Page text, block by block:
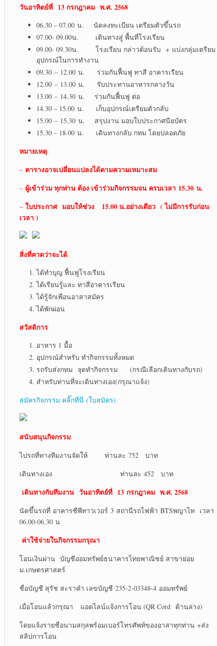
วันอาทิตย์ที่ 13 กรกฎาคม พ.ศ. 2568
06.30 – 07.00 น. นัดลงทะเบียน เตรียมตัวขึ้นรถ
07.00- 09.00น. เดินทางสู่ พื้นที่โรงเรียน
09.00- 09.30น. โรงเรียน กล่าวต้อนรับ + แบ่งกลุ่มเตรียม
อุปกรณ์ในการทำงาน
09.30 – 12.00 น. ร่วมกันฟื้นฟู ทาสี อาคารเรียน
12.00 – 13.00 น. รับประทานอาหารกลางวัน
13.00 – 14.30 น. ร่วมกันฟื้นฟู ต่อ
14.30 – 15.00 น. เก็บอุปกรณ์เตรียมตัวกลับ
15.00 – 15.30 น. สรุปงาน มอบใบประกาศนียบัตร
15.30 – 18.00 น. เดินทางกลับ กทม โดยปลอดภัย
หมายเหตุ
–ตารางอาจเปลี่ยนแปลงได้ตามความเหมาะสม
– ผู้เข้าร่วม ทุกท่าน ต้อง เข้าร่วมกิจกรรมจน ครบเวลา 15.30 น.
– ใบประกาศมอบให้ช่วง 15.00 น.อย่างเดียว ( ไม่มีการรับก่อน
เวลา )
สิ่งที่คาดว่าจะได้
ได้ทำบุญ ฟื้นฟูโรงเรียน
ได้เรียนรู้และ ทาสีอาคารเรียน
ได้รู้จักเพื่อนอาสาสมัคร
ได้พักผ่อน
สวัสดิการ
อาหาร 1 มื้อ
อุปกรณ์สำหรับ ทำกิจกรรมทั้งหมด
รถรับส่งกทม จุดทำกิจกรรม (กรณีเลือกเดินทางกับรถ)
สำหรับท่านที่จะเดินทางเอง(กรุณาแจ้ง)
สมัครกิจกรรม คลิ๊กที่นี่ (ใบสมัคร)
สนับสนุนกิจกรรม
ไปรถที่ทางทีมงานจัดให้ ท่านละ 752 บาท
เดินทางเอง ท่านละ 452 บาท
เดินทางกับทีมงาน วันอาทิตย์ที่ 13 กรกฎาคม พ.ศ. 2568
นัดขึ้นรถที่ อาคารซีพีทาวเวอร์ 3 สถานีรถไฟฟ้า BTSพญาไท เวลา
06.00-06.30 น
ค่าใช้จ่ายในกิจกรรมกรุณา
โอนเงินผ่าน บัญชีออมทรัพย์ธนาคารไทยพาณิชย์ สาขาย่อย
ม.เกษตรศาสตร์
ชื่อบัญชี สุรัช สะราคำ เลขบัญชี 235-2-03348-4 ออมทรัพย์
เมื่อโอนแล้วกรุณา แอดไลน์แจ้งการโอน (QR Cord ด้านล่าง)
โดยแจ้งรายชื่อนามสกุลพร้อมเบอร์โทรศัพท์ของอาสาทุกท่าน +ส่ง
สลิปการโอน